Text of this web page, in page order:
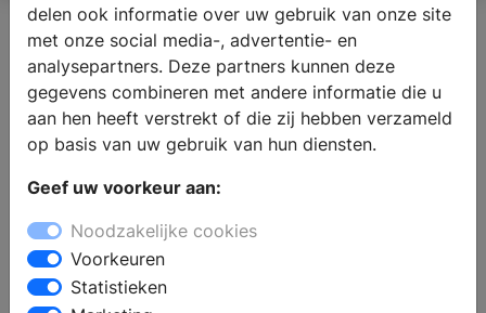
Online Badkamer Brochures
delen ook informatie over uw gebruik van onze site
met onze social media-, advertentie- en
analysepartners. Deze partners kunnen deze
gegevens combineren met andere informatie die u
aan hen heeft verstrekt of die zij hebben verzameld
op basis van uw gebruik van hun diensten.
Geef uw voorkeur aan:
Noodzakelijke cookies
Voorkeuren
Statistieken